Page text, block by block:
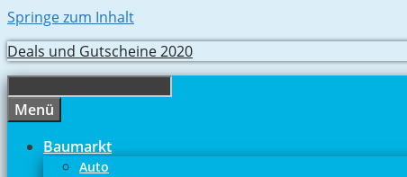
Springe zum Inhalt
Deals und Gutscheine 2020
Menü
Baumarkt
Auto